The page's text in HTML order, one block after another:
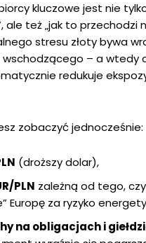
kluczowe jest nie
ale też „jak to przechodzi
stresu złoty bywa
wschodzącego – a wtedy
redukuje
zobaczyć jednocześnie:
(droższy dolar),
PLN zależną od tego,
Europę za ryzyko
na obligacjach i